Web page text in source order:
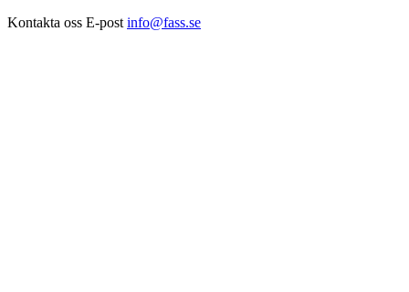
Kontakta oss E-post info@fass.se